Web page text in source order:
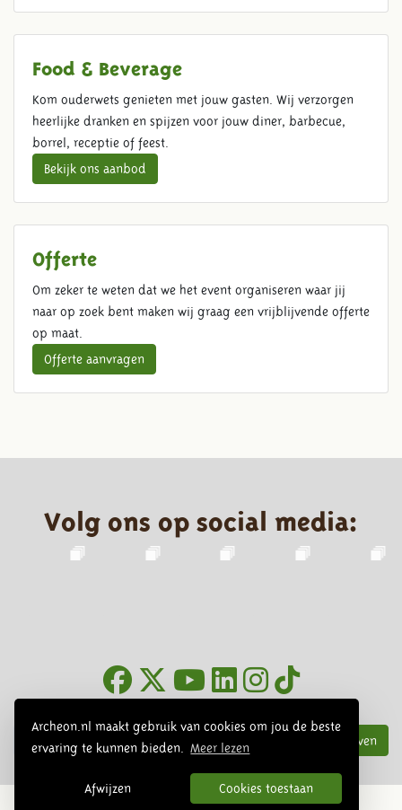
Archeon.nl maakt gebruik van cookies om jou de beste
ervaring te kunnen bieden.
Meer lezen
Afwijzen Cookies toestaan
Food & Beverage
Kom ouderwets genieten met jouw gasten. Wij verzorgen
heerlijke dranken en spijzen voor jouw diner, barbecue,
borrel, receptie of feest.
Bekijk ons aanbod
Offerte
Om zeker te weten dat we het event organiseren waar jij
naar op zoek bent maken wij graag een vrijblijvende offerte
op maat.
Offerte aanvragen
Volg ons op social media:
Inschrijven